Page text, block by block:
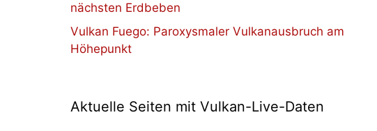
nächsten Erdbeben
Vulkan Fuego: Paroxysmaler Vulkanausbruch am
Höhepunkt
Aktuelle Seiten mit Vulkan-Live-Daten